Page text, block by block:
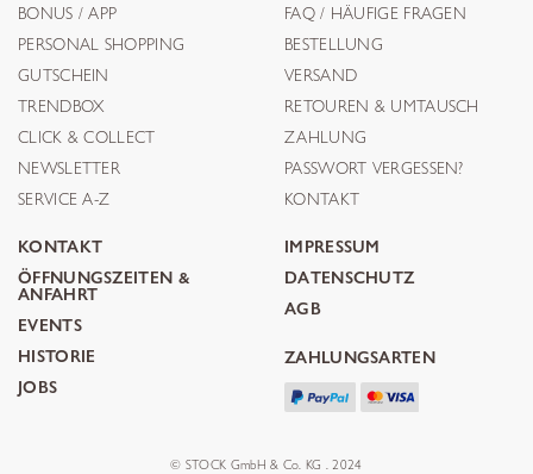
BONUS / APP
PERSONAL SHOPPING
GUTSCHEIN
TRENDBOX
CLICK & COLLECT
NEWSLETTER
SERVICE A-Z
FAQ / HÄUFIGE FRAGEN
BESTELLUNG
VERSAND
RETOUREN & UMTAUSCH
ZAHLUNG
PASSWORT VERGESSEN?
KONTAKT
KONTAKT
ÖFFNUNGSZEITEN &
ANFAHRT
EVENTS
HISTORIE
JOBS
IMPRESSUM
DATENSCHUTZ
AGB
ZAHLUNGSARTEN
© STOCK GmbH & Co. KG . 2024